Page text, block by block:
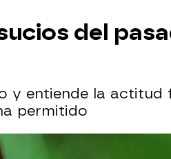
del
y entiende la
permitido